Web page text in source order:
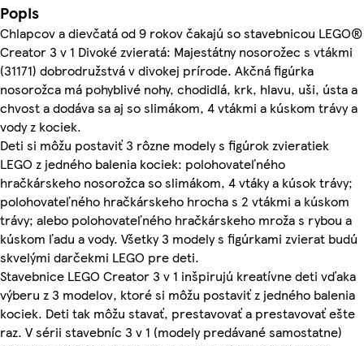
Popis
Chlapcov a dievčatá od 9 rokov čakajú so stavebnicou LEGO®
Creator 3 v 1 Divoké zvieratá: Majestátny nosorožec s vtákmi
(31171) dobrodružstvá v divokej prírode. Akčná figúrka
nosorožca má pohyblivé nohy, chodidlá, krk, hlavu, uši, ústa a
chvost a dodáva sa aj so slimákom, 4 vtákmi a kúskom trávy a
vody z kociek.
Deti si môžu postaviť 3 rôzne modely s figúrok zvieratiek
LEGO z jedného balenia kociek: polohovateľného
hračkárskeho nosorožca so slimákom, 4 vtáky a kúsok trávy;
polohovateľného hračkárskeho hrocha s 2 vtákmi a kúskom
trávy; alebo polohovateľného hračkárskeho mroža s rybou a
kúskom ľadu a vody. Všetky 3 modely s figúrkami zvierat budú
skvelými darčekmi LEGO pre deti.
Stavebnice LEGO Creator 3 v 1 inšpirujú kreatívne deti vďaka
výberu z 3 modelov, ktoré si môžu postaviť z jedného balenia
kociek. Deti tak môžu stavať, prestavovať a prestavovať ešte
raz. V sérii stavebníc 3 v 1 (modely predávané samostatne)